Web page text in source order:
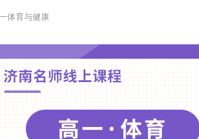
体育与健康